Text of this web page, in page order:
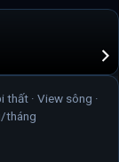
thất · View sông ·
tháng